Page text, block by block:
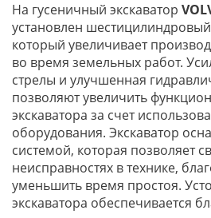
На гусеничный экскаватор
установлен
который увеличивает
во время земельных работ.
стрелы и улучшенная
позволяют увеличить
экскаватора за счет
оборудования. Экскаватор
системой, которая позволяет
неисправностях в технике,
уменьшить время простоя.
экскаватора обеспечивается